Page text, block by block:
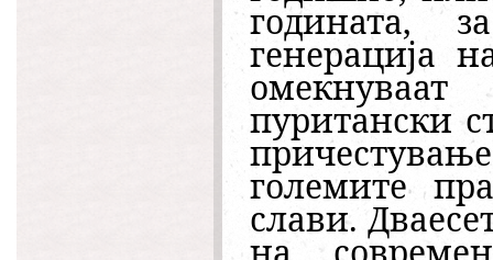
годината,
генерација
пуритански
големите
слави.